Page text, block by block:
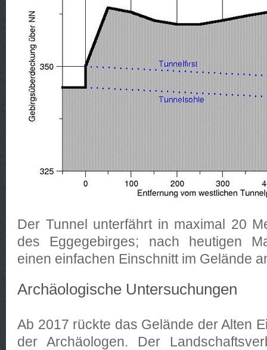
Der Tunnel unterfährt in maximal 20
des Eggegebirges; nach heutigen
einen einfachen Einschnitt im Gelände
Archäologische Untersuchungen
Ab 2017 rückte das Gelände der Alten
der Archäologen. Der